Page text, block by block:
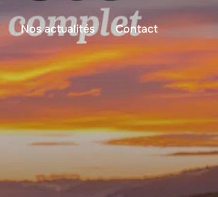
Nos actualités Contact